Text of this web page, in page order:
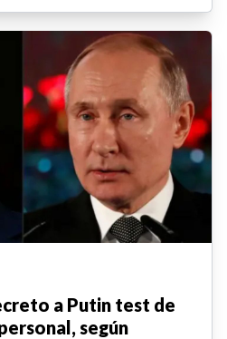
a Putin test de
según